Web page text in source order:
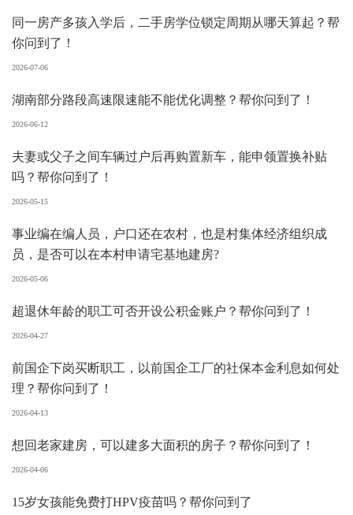
同一房产多孩入学后，二手房学位锁定周期从哪天算起？帮
你问到了！
2026-07-06
湖南部分路段高速限速能不能优化调整？帮你问到了！
2026-06-12
夫妻或父子之间车辆过户后再购置新车，能申领置换补贴
吗？帮你问到了！
2026-05-15
事业编在编人员，户口还在农村，也是村集体经济组织成
员，是否可以在本村申请宅基地建房?
2026-05-06
超退休年龄的职工可否开设公积金账户？帮你问到了！
2026-04-27
前国企下岗买断职工，以前国企工厂的社保本金利息如何处
理？帮你问到了！
2026-04-13
想回老家建房，可以建多大面积的房子？帮你问到了！
2026-04-06
15岁女孩能免费打HPV疫苗吗？帮你问到了